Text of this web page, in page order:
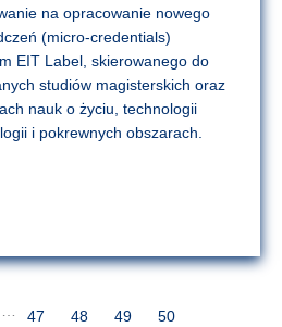
na opracowanie nowego
(micro-credentials)
EIT Label, skierowanego do
studiów magisterskich oraz
nauk o życiu, technologii
i pokrewnych obszarach.
… 47 48 49 50